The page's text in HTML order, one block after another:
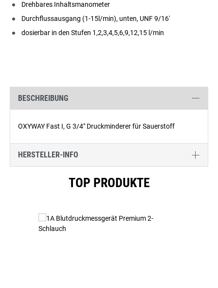
Drehbares Inhaltsmanometer
Durchflussausgang (1-15l/min), unten, UNF 9/16'
dosierbar in den Stufen 1,2,3,4,5,6,9,12,15 l/min
BESCHREIBUNG
OXYWAY Fast I, G 3/4" Druckminderer für Sauerstoff
HERSTELLER-INFO
TOP PRODUKTE